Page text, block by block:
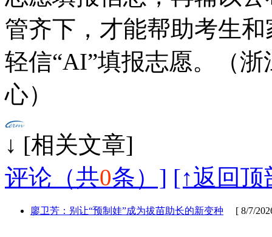
管齐下，才能帮助考生
轻信“AI”填报志愿。（
心）
↓ [相
评论（共0条）] [↑返回顶
廖卫芳：别让“预制娃”成为拔苗助长的新变种 [ 8/7/